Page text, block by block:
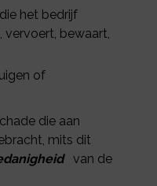
het bedrijf
vervoert, bewaart,
of
die aan
mits dit
van de